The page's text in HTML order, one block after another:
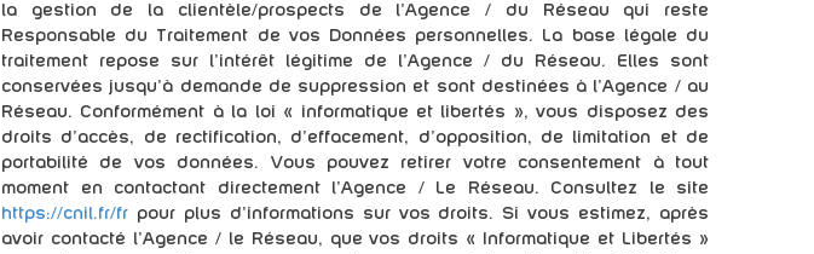
la gestion de la clientèle/prospects de l'Agence / du Réseau qui reste
Responsable du Traitement de vos Données personnelles. La base légale du
traitement repose sur l'intérêt légitime de l'Agence / du Réseau. Elles sont
conservées jusqu'à demande de suppression et sont destinées à l'Agence / au
Réseau. Conformément à la loi « informatique et libertés », vous disposez des
droits d’accès, de rectification, d’effacement, d’opposition, de limitation et de
portabilité de vos données. Vous pouvez retirer votre consentement à tout
moment en contactant directement l’Agence / Le Réseau. Consultez le site
https://cnil.fr/fr pour plus d’informations sur vos droits. Si vous estimez, après
avoir contacté l'Agence / le Réseau, que vos droits « Informatique et Libertés »